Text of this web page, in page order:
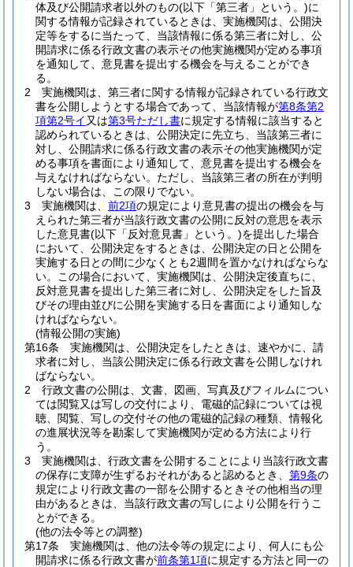
体及び公開請求者以外のもの(以下「第三者」という。)に
関する情報が記録されているときは、実施機関は、公開決
定等をするに当たって、当該情報に係る第三者に対し、公
開請求に係る行政文書の表示その他実施機関が定める事項
を通知して、意見書を提出する機会を与えることができ
る。
2
実施機関は、第三者に関する情報が記録されている行政文
書を公開しようとする場合であって、当該情報が第8条第2
項第2号イ 又は第3号ただし書に規定する情報に該当すると
認められているときは、公開決定に先立ち、当該第三者に
対し、公開請求に係る行政文書の表示その他実施機関が定
める事項を書面により通知して、意見書を提出する機会を
与えなければならない。 ただし、当該第三者の所在が判明
しない場合は、この限りでない。
3
実施機関は、 前2項の規定により意見書の提出の機会を与
えられた第三者が当該行政文書の公開に反対の意思を表示
した意見書(以下「反対意見書」という。)を提出した場合
において、公開決定をするときは、公開決定の日と公開を
実施する日との間に少なくとも2週間を置かなければならな
い。
この場合において、実施機関は、公開決定後直ちに、
反対意見書を提出した第三者に対し、公開決定をした旨及
びその理由並びに公開を実施する日を書面により通知しな
ければならない。
(情報公開の実施)
第16条
実施機関は、公開決定をしたときは、速やかに、請
求者に対し、当該公開決定に係る行政文書を公開しなけれ
ばならない。
2
行政文書の公開は、文書、図画、写真及びフィルムについ
ては閲覧又は写しの交付により、電磁的記録については視
聴、閲覧、写しの交付その他の電磁的記録の種類、情報化
の進展状況等を勘案して実施機関が定める方法により行
う。
3
実施機関は、行政文書を公開することにより当該行政文書
の保存に支障が生ずるおそれがあると認めるとき、 第9条の
規定により行政文書の一部を公開するときその他相当の理
由があるときは、当該行政文書の写しにより公開を行うこ
とができる。
(他の法令等との調整)
第17条
実施機関は、他の法令等の規定により、何人にも公
開請求に係る行政文書が前条第1項に規定する方法と同一の